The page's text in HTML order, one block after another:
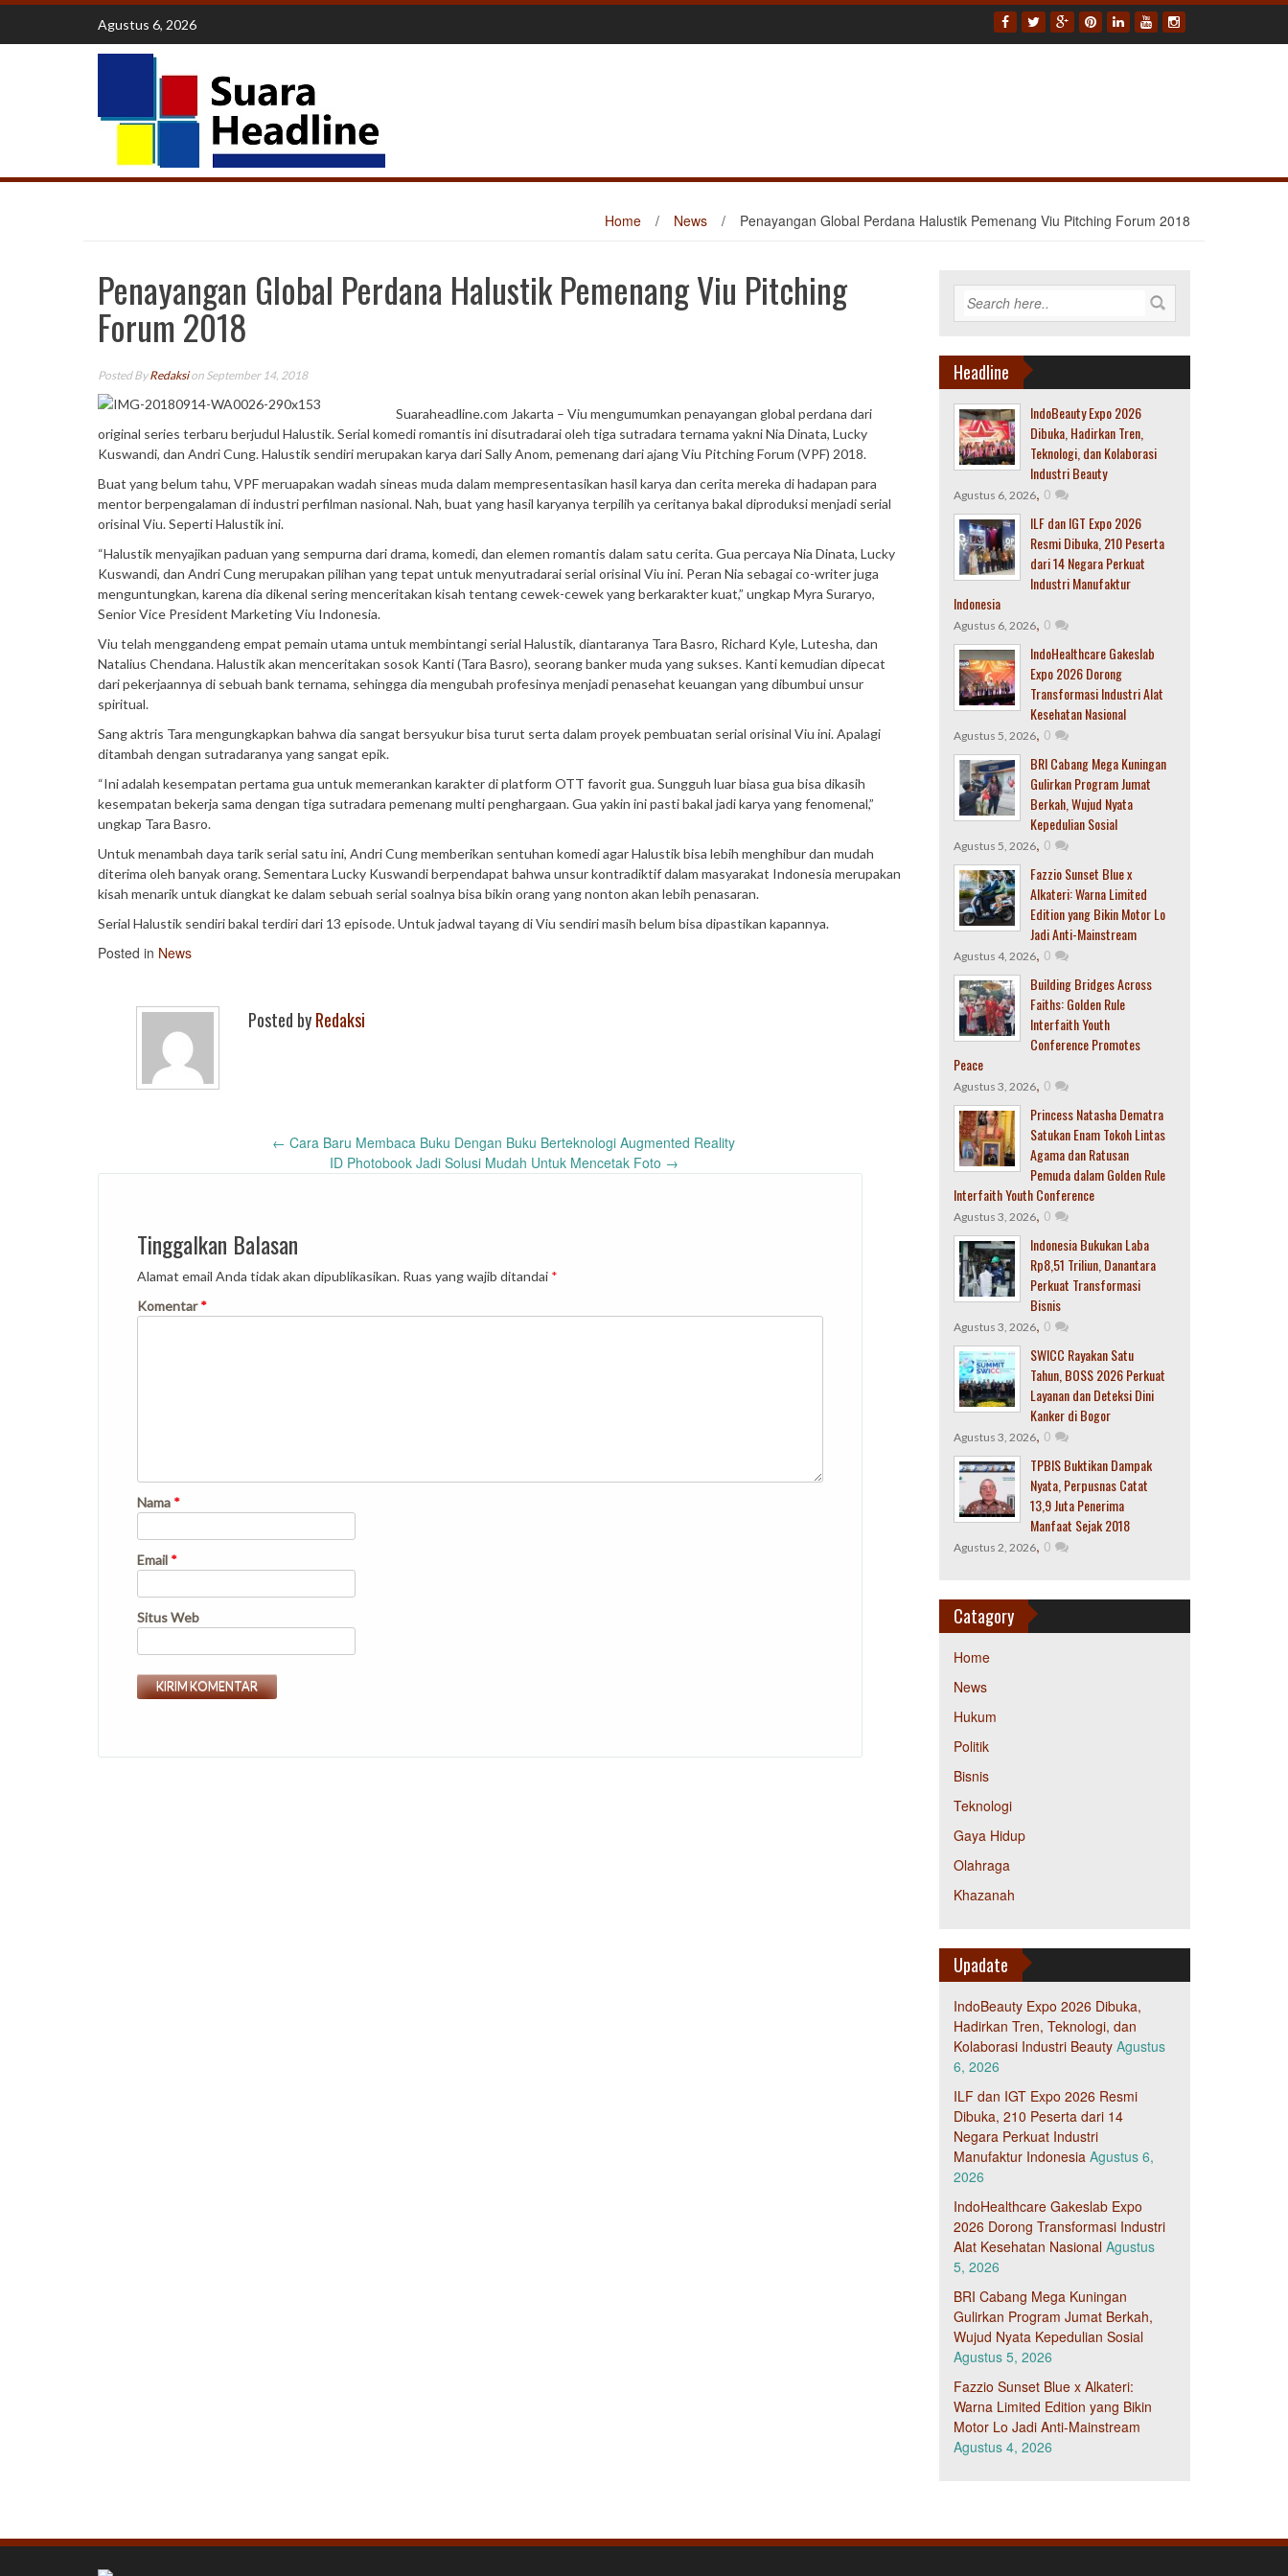
Skip
content
Agustus 6, 2026
Home / News / Penayangan Global Perdana Halustik Pemenang Viu Pitching Forum 2018
Penayangan Global Perdana Halustik Pemenang Viu Pitching
Forum 2018
Posted ByRedaksion September 14, 2018
Suaraheadline.com Jakarta – Viu mengumumkan penayangan global perdana dari
original series terbaru berjudul Halustik. Serial komedi romantis ini disutradarai oleh tiga sutradara ternama yakni Nia Dinata, Lucky
Kuswandi, dan Andri Cung. Halustik sendiri merupakan karya dari Sally Anom, pemenang dari ajang Viu Pitching Forum (VPF) 2018.
Buat yang belum tahu, VPF meruapakan wadah sineas muda dalam mempresentasikan hasil karya dan cerita mereka di hadapan para
mentor berpengalaman di industri perfilman nasional. Nah, buat yang hasil karyanya terpilih ya ceritanya bakal diproduksi menjadi serial
orisinal Viu. Seperti Halustik ini.
“Halustik menyajikan paduan yang sempurna dari drama, komedi, dan elemen romantis dalam satu cerita. Gua percaya Nia Dinata, Lucky
Kuswandi, dan Andri Cung merupakan pilihan yang tepat untuk menyutradarai serial orisinal Viu ini. Peran Nia sebagai co-writer juga
menguntungkan, karena dia dikenal sering menceritakan kisah tentang cewek-cewek yang berkarakter kuat,” ungkap Myra Suraryo,
Senior Vice President Marketing Viu Indonesia.
Viu telah menggandeng empat pemain utama untuk membintangi serial Halustik, diantaranya Tara Basro, Richard Kyle, Lutesha, dan
Natalius Chendana. Halustik akan menceritakan sosok Kanti (Tara Basro), seorang banker muda yang sukses. Kanti kemudian dipecat
dari pekerjaannya di sebuah bank ternama, sehingga dia mengubah profesinya menjadi penasehat keuangan yang dibumbui unsur
spiritual.
Sang aktris Tara mengungkapkan bahwa dia sangat bersyukur bisa turut serta dalam proyek pembuatan serial orisinal Viu ini. Apalagi
ditambah dengan sutradaranya yang sangat epik.
“Ini adalah kesempatan pertama gua untuk memerankan karakter di platform OTT favorit gua. Sungguh luar biasa gua bisa dikasih
kesempatan bekerja sama dengan tiga sutradara pemenang multi penghargaan. Gua yakin ini pasti bakal jadi karya yang fenomenal,”
ungkap Tara Basro.
Untuk menambah daya tarik serial satu ini, Andri Cung memberikan sentuhan komedi agar Halustik bisa lebih menghibur dan mudah
diterima oleh banyak orang. Sementara Lucky Kuswandi berpendapat bahwa unsur kontradiktif dalam masyarakat Indonesia merupakan
kisah menarik untuk diangkat ke dalam sebuah serial soalnya bisa bikin orang yang nonton akan lebih penasaran.
Serial Halustik sendiri bakal terdiri dari 13 episode. Untuk jadwal tayang di Viu sendiri masih belum bisa dipastikan kapannya.
Posted in News
Posted byRedaksi
navigation
← Cara Baru Membaca Buku Dengan Buku Berteknologi Augmented Reality
ID Photobook Jadi Solusi Mudah Untuk Mencetak Foto →
Tinggalkan Balasan
Alamat email Anda tidak akan dipublikasikan. Ruas yang wajib ditandai *
Komentar*
Nama *
Email *
Situs Web
Headline
IndoBeauty Expo 2026
Dibuka, Hadirkan Tren,
Teknologi, dan Kolaborasi
Industri Beauty
Agustus 6, 2026, 0
ILF dan IGT Expo 2026
Resmi Dibuka, 210 Peserta
dari 14 Negara Perkuat
Industri Manufaktur
Indonesia
Agustus 6, 2026, 0
IndoHealthcare Gakeslab
Expo 2026 Dorong
Transformasi Industri Alat
Kesehatan Nasional
Agustus 5, 2026, 0
BRI Cabang Mega Kuningan
Gulirkan Program Jumat
Berkah, Wujud Nyata
Kepedulian Sosial
Agustus 5, 2026, 0
Fazzio Sunset Blue x
Alkateri: Warna Limited
Edition yang Bikin Motor Lo
Jadi Anti-Mainstream
Agustus 4, 2026, 0
Building Bridges Across
Faiths: Golden Rule
Interfaith Youth
Conference Promotes
Peace
Agustus 3, 2026, 0
Princess Natasha Dematra
Satukan Enam Tokoh Lintas
Agama dan Ratusan
Pemuda dalam Golden Rule
Interfaith Youth Conference
Agustus 3, 2026, 0
Indonesia Bukukan Laba
Rp8,51 Triliun, Danantara
Perkuat Transformasi
Bisnis
Agustus 3, 2026, 0
SWICC Rayakan Satu
Tahun, BOSS 2026 Perkuat
Layanan dan Deteksi Dini
Kanker di Bogor
Agustus 3, 2026, 0
TPBIS Buktikan Dampak
Nyata, Perpusnas Catat
13,9 Juta Penerima
Manfaat Sejak 2018
Agustus 2, 2026, 0
Catagory
Home
News
Hukum
Politik
Bisnis
Teknologi
Gaya Hidup
Olahraga
Khazanah
Upadate
IndoBeauty Expo 2026 Dibuka,
Hadirkan Tren, Teknologi, dan
Kolaborasi Industri Beauty Agustus
6, 2026
ILF dan IGT Expo 2026 Resmi
Dibuka, 210 Peserta dari 14
Negara Perkuat Industri
Manufaktur Indonesia Agustus 6,
2026
IndoHealthcare Gakeslab Expo
2026 Dorong Transformasi Industri
Alat Kesehatan Nasional Agustus
5, 2026
BRI Cabang Mega Kuningan
Gulirkan Program Jumat Berkah,
Wujud Nyata Kepedulian Sosial
Agustus 5, 2026
Fazzio Sunset Blue x Alkateri:
Warna Limited Edition yang Bikin
Motor Lo Jadi Anti-Mainstream
Agustus 4, 2026